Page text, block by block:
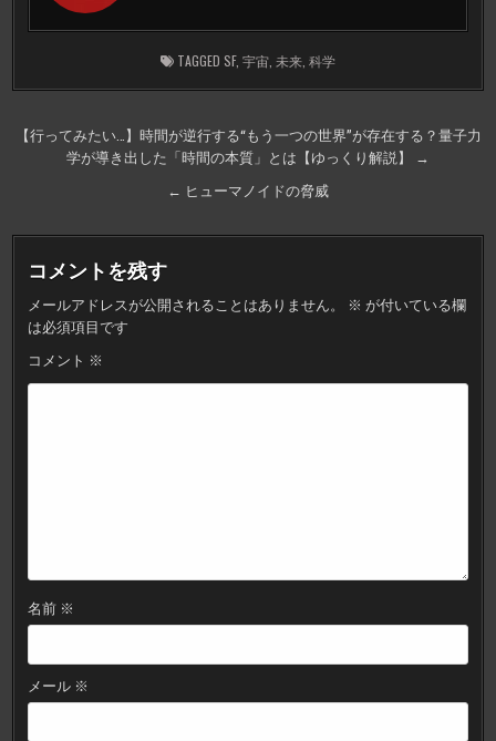
TAGGED SF, 宇宙 未来 科学
投
ビ
ゲ
ー
シ
ョ
ン
【行ってみたい…】時間が逆行する“もう一つの世界”が存在する？量子力
学が導き出した「時間の本質」とは【ゆっくり解説】 →
← ヒューマノイドの脅威
コメントを残す
メールアドレスが公開されることはありません。 ※ が付いている欄
は必須項目です
コメント ※
名前 ※
メール ※